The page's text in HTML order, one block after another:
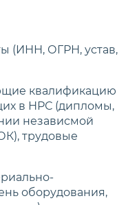
(ИНН, ОГРН, устав,
квалификацию
в НРС (дипломы,
независмой
трудовые
оборудования,